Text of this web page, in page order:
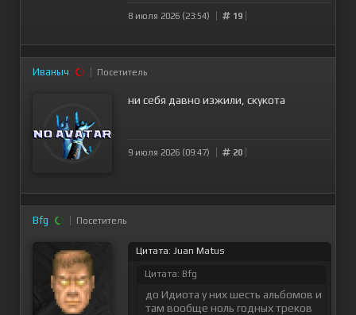
8 июля 2026 (23:54) 19
Иваныч Посетитель
ни себя давно изжили, скукота
9 июля 2026 (09:47) 20
Bfg Посетитель
Цитата: Juan Matus
Цитата: Bfg
до Идиота у них шесть альбомов и
там вообще ноль годных треков